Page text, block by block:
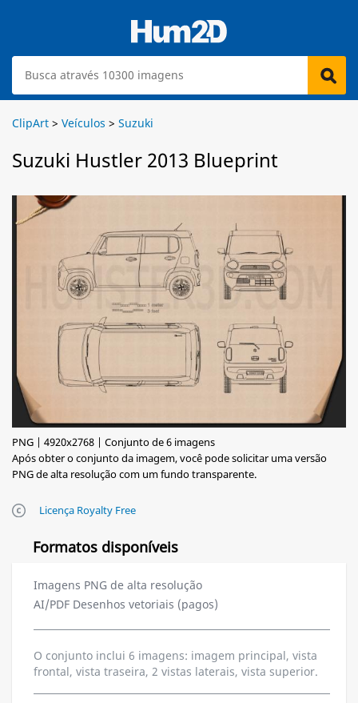
ClipArt > Veículos > Suzuki
Suzuki Hustler 2013 Blueprint
PNG | 4920x2768 | Conjunto de 6 imagens
Após obter o conjunto da imagem, você pode solicitar uma versão
PNG de alta resolução com um fundo transparente.
Licença Royalty Free
Formatos disponíveis
Imagens PNG de alta resolução
AI/PDF Desenhos vetoriais (pagos)
O conjunto inclui 6 imagens: imagem principal, vista
frontal, vista traseira, 2 vistas laterais, vista superior.